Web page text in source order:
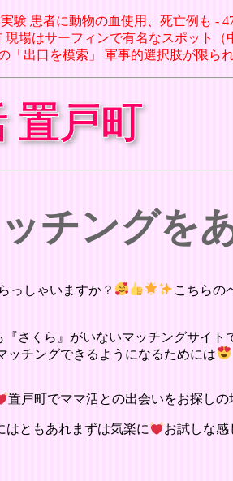
験 患者に動物の血使用、死亡例も -
場はサーフィンで有名なスポット（
「出口を模索」 軍事的選択肢が限ら
置戸町
チングを
っしゃいますか？
こちらの
さくら』がいないマッチングサイト
ッチングできるようになるためには
置戸町でママ活との出会いをお探しの
はともあれまずは気楽に お試しな感